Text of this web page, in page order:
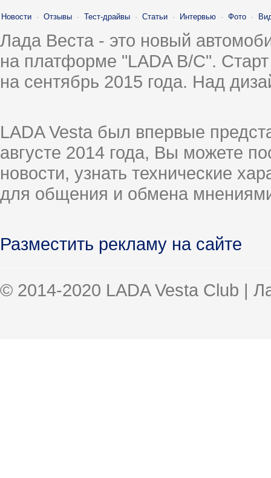
Новости · Отзывы · Тест-драйвы · Статьи · Интервью · Фото ·
Лада Веста - это новый
на платформе "LADA B/C".
на сентябрь 2015 года. Над
LADA Vesta был впервые
августе 2014 года, Вы можете
новости, узнать технические
для общения и обмена
Разместить рекламу на сайте
© 2014-2020 LADA Vesta Club |